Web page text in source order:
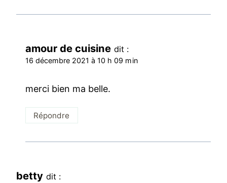
amour de cuisine dit :
16 décembre 2021 à 10 h 09 min
merci bien ma belle.
Répondre
betty dit :